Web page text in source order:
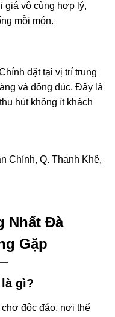
giá vô cùng hợp lý,
mỗi món.
đặt tại vị trí trung
và đông đúc. Đây là
hút không ít khách
Chính, Q. Thanh Khê,
Nhất Đà
Gặp
gì?
độc đáo, nơi thể